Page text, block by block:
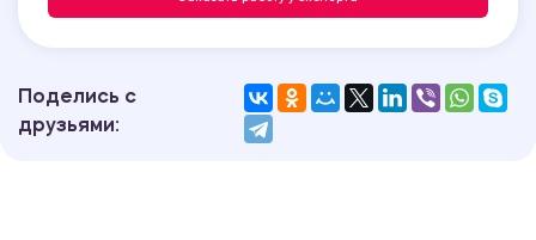
Поделись с
друзьями: